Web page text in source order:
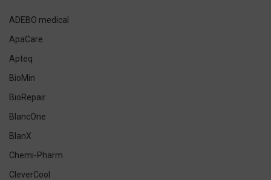
ADEBO medical
ApaCare
Apteq
BioMin
BioRepair
BlancOne
BlanX
Chemi-Pharm
CleverCool